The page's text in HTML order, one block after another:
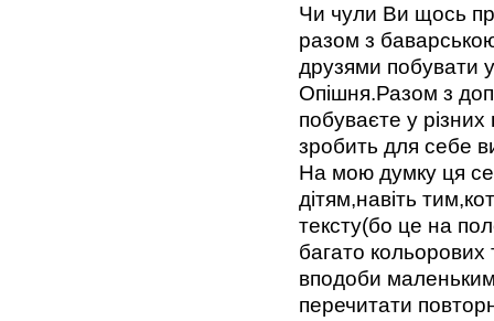
Чи чули Ви щось
разом з
друзями побувати
Опішня.Разом з
побуваєте у
зробить для себе
На мою думку ця
дітям,навіть
тексту(бо це на
багато
вподоби
перечитати